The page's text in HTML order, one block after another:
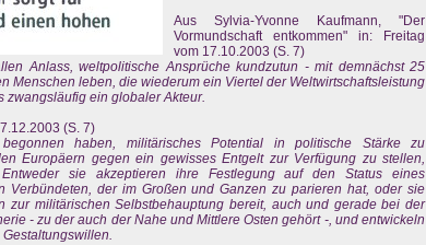
Aus Sylvia-Yvonne Kaufmann, "Der
Vormundschaft entkommen" in: Freitag
vom 17.10.2003 (S. 7)
Anlass, weltpolitische Ansprüche kundzutun - mit demnächst 25
Menschen leben, die wiederum ein Viertel der Weltwirtschaftsleistung
zwangsläufig ein globaler Akteur.
(S. 7)
haben, militärisches Potential in politische Stärke zu
Europäern gegen ein gewisses Entgelt zur Verfügung zu stellen,
sie akzeptieren ihre Festlegung auf den Status eines
Verbündeten, der im Großen und Ganzen zu parieren hat, oder sie
zur militärischen Selbstbehauptung bereit, auch und gerade bei der
- zu der auch der Nahe und Mittlere Osten gehört -, und entwickeln